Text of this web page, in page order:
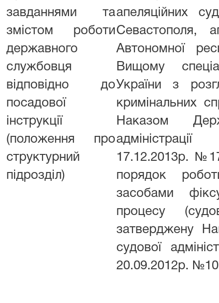
завданнями та
змістом роботи
державного
службовця
відповідно до
посадової
інструкції
(положення про
структурний
підрозділ)
апеляційних
Севастополя,
Автономної
Вищому
України з
кримінальних
Наказом
17.12.2013р.
порядок
засобами
процесу
затверджену
судової
20.09.2012р.